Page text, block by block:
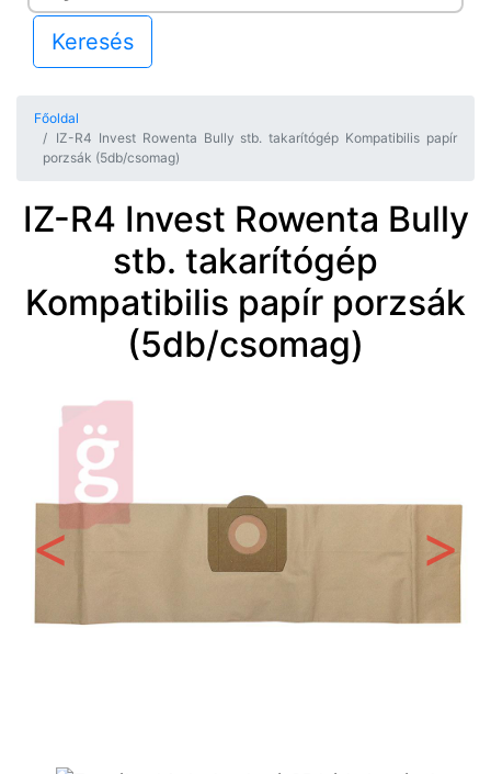
Keresés
Főoldal
IZ-R4 Invest Rowenta Bully stb. takarítógép Kompatibilis papír
porzsák (5db/csomag)
IZ-R4 Invest Rowenta Bully
stb. takarítógép
Kompatibilis papír porzsák
(5db/csomag)
Előző